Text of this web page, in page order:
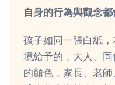
自身的行為與觀念
孩子如同一張白紙
境給予的，大人、
的顏色，家長、老